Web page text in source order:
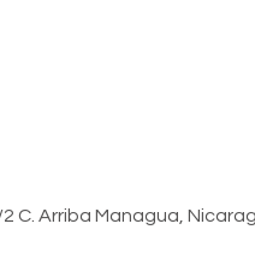
C. Arriba Managua,